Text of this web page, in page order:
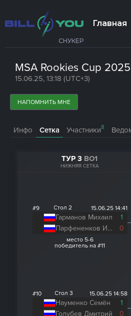
СНУКЕР
Главная
MSA Rookies Cup
15.06.25, 13:18 (UTC+3)
НАПОМНИТЬ МНЕ
Инфо Сетка Участники8
ТУР 3 BO1
НИЖНЯЯ СЕТКА
#9 Стол 2 15.06.25 14:41
Гарманов Михаил
1
Парфененков Игорь
0
место 5-6
победитель на #11
#10 Стол 3 15.06.25 14:58
Науменко Семён
1
Голубев Дмитрий
0